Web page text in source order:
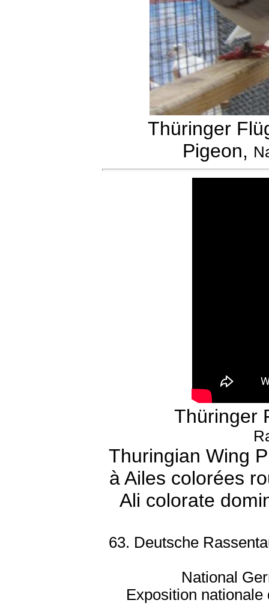
Thüringer
Pigeon,
Thüringer
Thuringian Wing
à Ailes colorées
Ali colorate
63. Deutsche
National
Exposition